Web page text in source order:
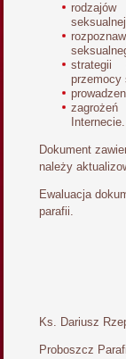
strategii
przemocy
Internecie.
Dokument
należy
Ewaluacja
parafii.
Ks. Dariusz
Proboszcz